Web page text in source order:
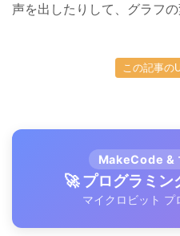
声を出したりして、グラフの
この記事の
MakeCode &
🚀 プログラミン
マイクロビット プ